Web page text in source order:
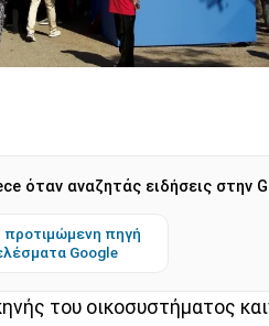
όταν αναζητάς ειδήσεις στην
πηγή
Google
του οικοσυστήματος